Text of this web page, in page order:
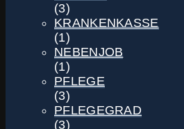
(3)
KRANKENKASSE
(1)
NEBENJOB
(1)
PFLEGE
(3)
PFLEGEGRAD
(3)